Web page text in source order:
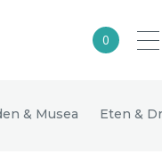
0
& Musea Eten &